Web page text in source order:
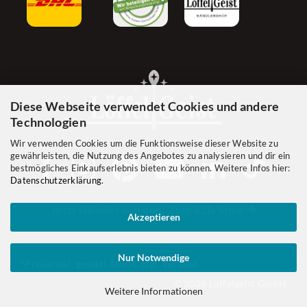
Diese Webseite verwendet Cookies und andere
Technologien
Wir verwenden Cookies um die Funktionsweise dieser Website zu
gewährleisten, die Nutzung des Angebotes zu analysieren und dir ein
bestmögliches Einkaufserlebnis bieten zu können. Weitere Infos hier:
Datenschutzerklärung.
Akzeptieren
Nur Notwendige
Weitere Informationen
*Preise inkl. gesetzl. MwSt. zzgl. Versand